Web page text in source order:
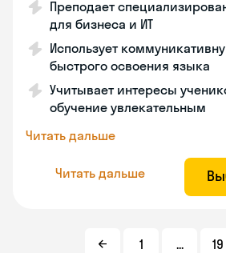
Преподает
для бизнеса и ИТ
Использует
быстрого освоения языка
Учитывает интересы
обучение увлекательным
Читать дальше
Читать дальше
1 ... 19